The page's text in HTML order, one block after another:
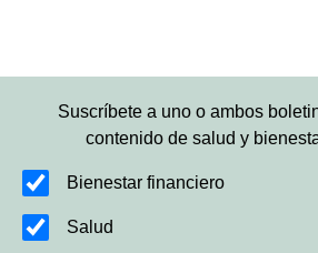
Suscríbete a uno o ambos
contenido de salud y
Bienestar financiero
Salud